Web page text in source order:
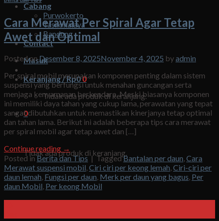
Cabang
Purwokerto
Tasikmalaya
Bandung
Contact
Masuk
Keranjang /Rp00
Tidak ada produk di keranjang.
0
Keranjang
Tidak ada produk di keranjang.
Cara Merawat Per Spiral Agar Tetap
Awet dan Optimal
Posted onDesember 8, 2025November 4, 2025 byadmin
Per spiral mobil merupakan komponen penting dalam sistem
suspensi yang berfungsi untuk menahan guncangan serta
menjaga kenyamanan berkendara. Meski biasanya komponen
ini memiliki daya tahan yang cukup lama, perawatan yang tepat
sangat dibutuhkan untuk memastikan kinerjanya tetap optimal
dan tahan lama. Berikut ini adalah beberapa tips cara merawat
per spiral mobil agar tetap awet dan […]
Continue reading →
Posted inBerita dan Tips | TaggedBantalan per daun Cara
Merawat suspensi mobil Ciri ciri per keong lemah Ciri-ciri per
daun lemah Fungsi per daun Merk per daun yang bagus Per
daun Mobil Per keong Mobil